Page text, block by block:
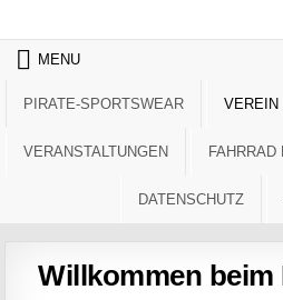
MENU
PIRATE-SPORTSWEAR VEREIN
VERANSTALTUNGEN FAHRRAD
DATENSCHUTZ
Willkommen beim